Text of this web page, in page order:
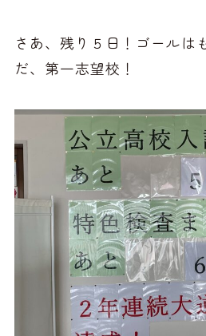
さあ、残り５日！ゴールは
だ、第一志望校！